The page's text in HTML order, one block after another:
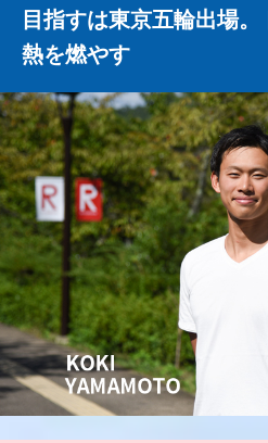
目指すは東京五輪出場
熱を燃やす